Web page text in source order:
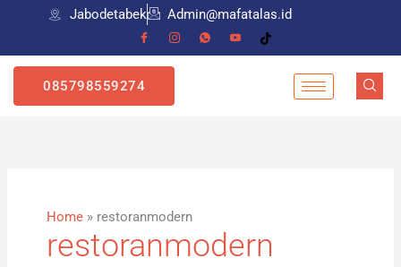
content
Jabodetabek Admin@mafatalas.id
085798559274
Home» restoranmodern
restoranmodern